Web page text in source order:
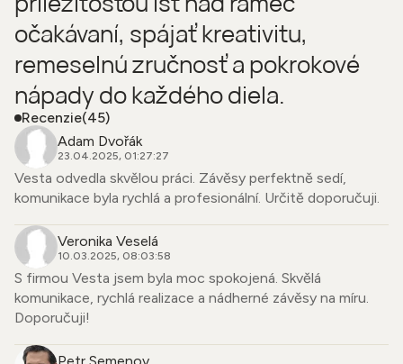
očakávaní, spájať kreativitu,
remeselnú zručnosť a pokrokové
nápady do každého diela.
Recenzie(45)
Adam Dvořák
23.04.2025, 01:27:27
Vesta odvedla skvělou práci. Závěsy perfektně sedí,
komunikace byla rychlá a profesionální. Určitě doporučuji.
Veronika Veselá
10.03.2025, 08:03:58
S firmou Vesta jsem byla moc spokojená. Skvělá
komunikace, rychlá realizace a nádherné závěsy na míru.
Doporučuji!
Petr Semenov